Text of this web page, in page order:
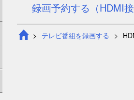
録画予約する（HDMI接
テレビ番組を録画する